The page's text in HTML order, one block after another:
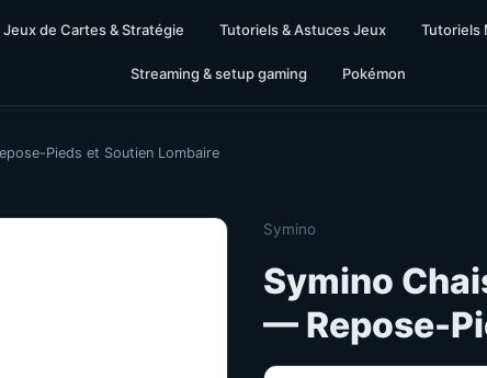
Jeux de Cartes & Stratégie Tutoriels & Astuces Jeux Tutoriels
Streaming & setup gaming Pokémon
Pieds et Soutien Lombaire
Symino
Symino
— Repose-